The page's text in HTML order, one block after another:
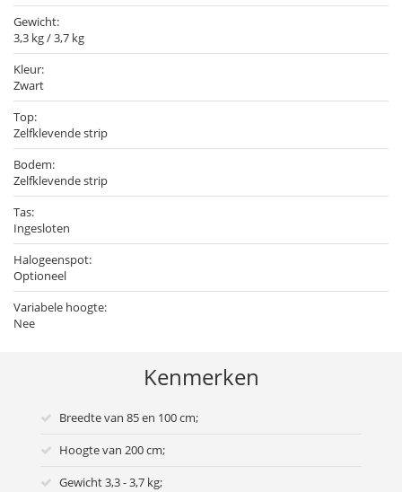
Gewicht:
3,3 kg / 3,7 kg
Kleur:
Zwart
Top:
Zelfklevende strip
Bodem:
Zelfklevende strip
Tas:
Ingesloten
Halogeenspot:
Optioneel
Variabele hoogte:
Nee
Kenmerken
Breedte van 85 en 100 cm;
Hoogte van 200 cm;
Gewicht 3,3 - 3,7 kg;